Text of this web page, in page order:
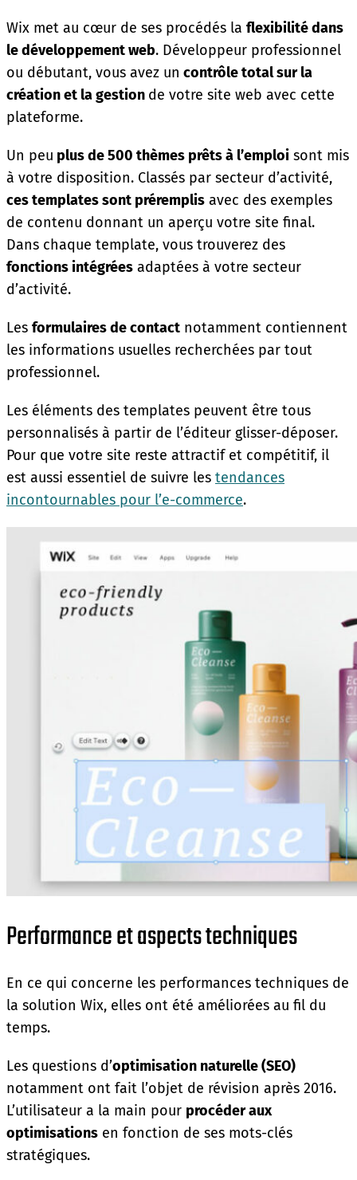
Wix met au cœur de ses procédés la flexibilité dans
le développement web. Développeur professionnel
ou débutant, vous avez un contrôle total sur la
création et la gestion de votre site web avec cette
plateforme.
Un peu plus de 500 thèmes prêts à l’emploi sont mis
à votre disposition. Classés par secteur d’activité,
ces templates sont préremplis avec des exemples
de contenu donnant un aperçu votre site final.
Dans chaque template, vous trouverez des
fonctions intégrées adaptées à votre secteur
d’activité.
Les formulaires de contact notamment contiennent
les informations usuelles recherchées par tout
professionnel.
Les éléments des templates peuvent être tous
personnalisés à partir de l’éditeur glisser-déposer.
Pour que votre site reste attractif et compétitif, il
est aussi essentiel de suivre les tendances
incontournables pour l’e-commerce.
Performance et aspects techniques
En ce qui concerne les performances techniques de
la solution Wix, elles ont été améliorées au fil du
temps.
Les questions d’optimisation naturelle (SEO)
notamment ont fait l’objet de révision après 2016.
L’utilisateur a la main pour procéder aux
optimisations en fonction de ses mots-clés
stratégiques.